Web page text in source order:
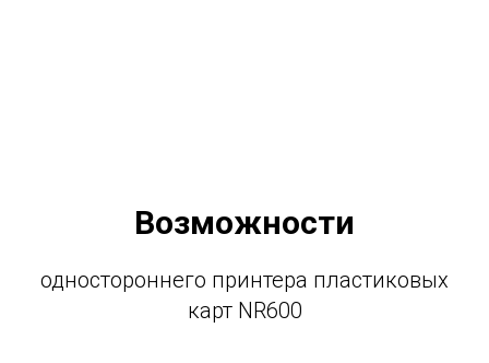
Возможности
одностороннего принтера пластиковых
карт NR600